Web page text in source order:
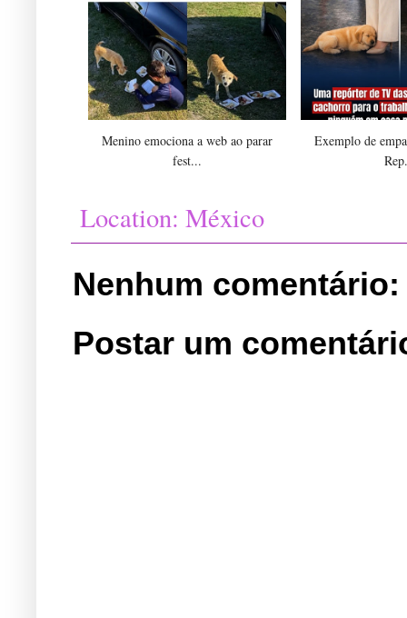
Menino emociona a web ao parar
fest...
Exemplo de
Location: México
Nenhum comentário:
Postar um